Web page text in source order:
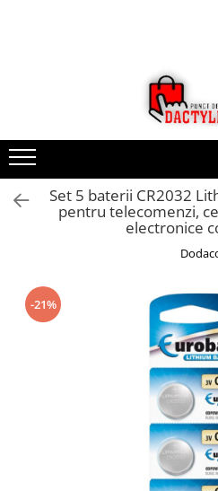
Set 5 baterii CR2032
pentru telecomenzi,
electronice
-21%